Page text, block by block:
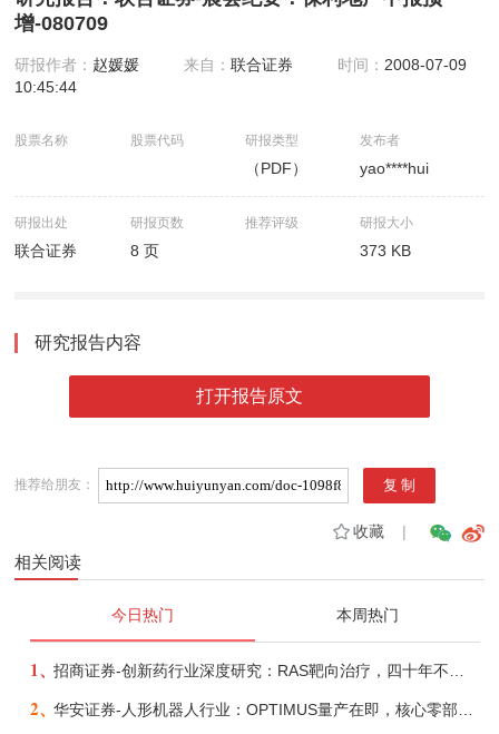
增-080709
研报作者： 赵媛媛 来自：联合证券 时间： 2008-07-09
10:45:44
股票名称 股票代码 研报类型
（PDF）
发布者
yao****hui
研报出处
联合证券
研报页数
8 页
推荐评级 研报大小
373 KB
研究报告内容
打开报告原文
推荐给朋友：
收藏|
相关阅读
今日热门 本周热门
1、
2、